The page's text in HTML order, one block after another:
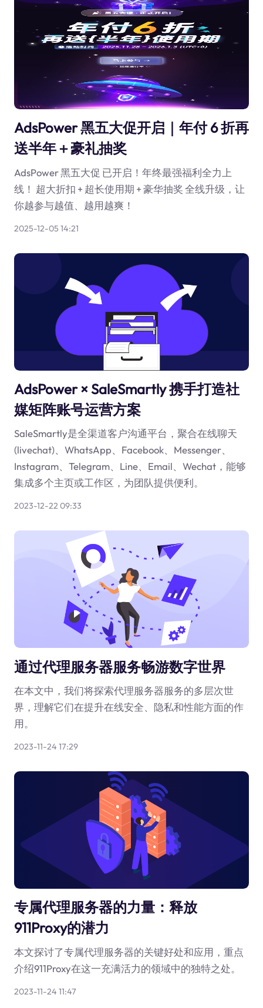
AdsPower 黑五大促开启｜年付 6 折再
送半年＋豪礼抽奖
AdsPower 黑五大促 已开启！年终最强福利全力上
线！ 超大折扣 + 超长使用期 + 豪华抽奖 全线升级，让
你越参与越值、越用越爽！
2025-12-05 14:21
AdsPower × SaleSmartly 携手打造社
媒矩阵账号运营方案
SaleSmartly是全渠道客户沟通平台，聚合在线聊天
(livechat)、WhatsApp、Facebook、Messenger、
Instagram、Telegram、Line、Email、Wechat，能够
集成多个主页或工作区，为团队提供便利。
2023-12-22 09:33
通过代理服务器服务畅游数字世界
在本文中，我们将探索代理服务器服务的多层次世
界，理解它们在提升在线安全、隐私和性能方面的作
用。
2023-11-24 17:29
专属代理服务器的力量：释放
911Proxy的潜力
本文探讨了专属代理服务器的关键好处和应用，重点
介绍911Proxy在这一充满活力的领域中的独特之处。
2023-11-24 11:47